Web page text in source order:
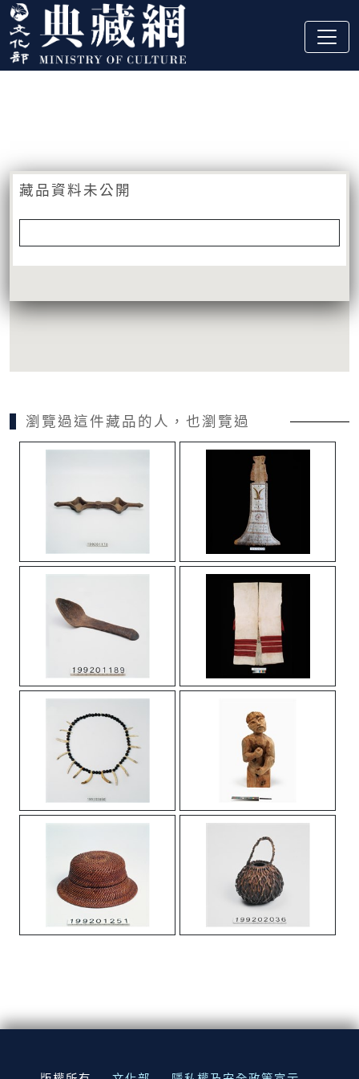
跳到主要內容
:::
藏品資料未公開
瀏覽過這件藏品的人，也瀏覽過